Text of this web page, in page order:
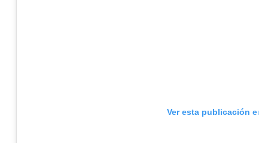
Ver esta publicación en